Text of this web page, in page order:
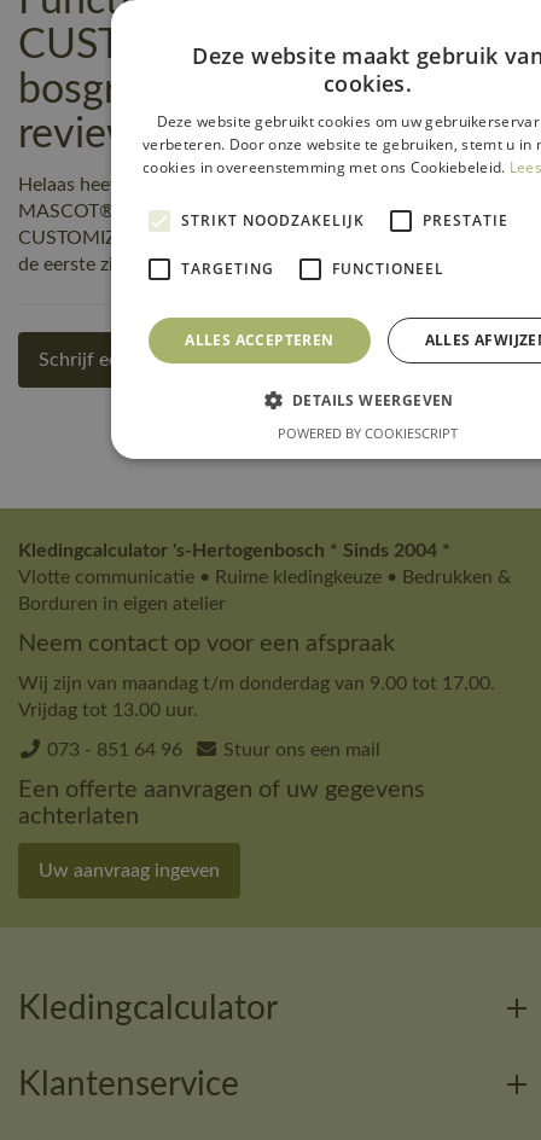
CUSTOMIZED | 34
bosgroen | 22059-605-34
reviews
Helaas heeft nog niemand een beoordeling geschreven over
MASCOT® Workwear Functionele Werkbroek |
CUSTOMIZED | 34 bosgroen | 22059-605-34, maar jij kunt
de eerste zijn! Schrijf een review!
Schrijf een review
Kledingcalculator 's-Hertogenbosch * Sinds 2004 *
Vlotte communicatie • Ruime kledingkeuze • Bedrukken &
Borduren in eigen atelier
Neem contact op voor een afspraak
Wij zijn van maandag t/m donderdag van 9.00 tot 17.00.
Vrijdag tot 13.00 uur.
073 - 851 64 96 Stuur ons een mail
Een offerte aanvragen of uw gegevens
achterlaten
Uw aanvraag ingeven
Kledingcalculator
Klantenservice
Deze website maakt gebruik
cookies.
Deze website gebruikt cookies om uw
verbeteren. Door onze website te gebruiken, stemt u in
cookies in overeenstemming met ons Cookiebeleid.
STRIKT NOODZAKELIJK PRESTATIE
TARGETING FUNCTIONEEL
ALLES ACCEPTEREN ALLES
DETAILS WEERGEVEN
POWERED BY COOKIESCRIPT